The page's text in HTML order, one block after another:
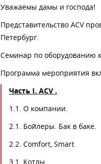
Уважаемы дамы и господа!
Представительство ACV
Петербург.
Cеминар по оборудованию
Программа мероприятия
Часть I. АСV .
1.1. О компании.
2.1. Бойлеры. Бак в баке.
2.2. Comfort, Smart
3.1. Котлы.